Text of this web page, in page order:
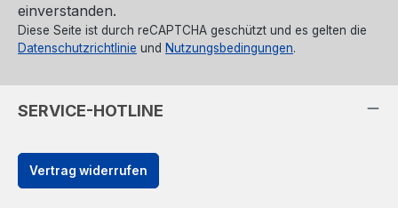
einverstanden.
Diese Seite ist durch reCAPTCHA geschützt und es gelten die
Datenschutzrichtlinie und Nutzungsbedingungen.
SERVICE-HOTLINE
Vertrag widerrufen